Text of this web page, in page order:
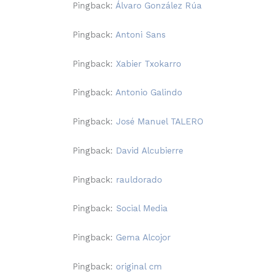
Pingback: Álvaro González Rúa
Pingback: Antoni Sans
Pingback: Xabier Txokarro
Pingback: Antonio Galindo
Pingback: José Manuel TALERO
Pingback: David Alcubierre
Pingback: rauldorado
Pingback: Social Media
Pingback: Gema Alcojor
Pingback: original cm